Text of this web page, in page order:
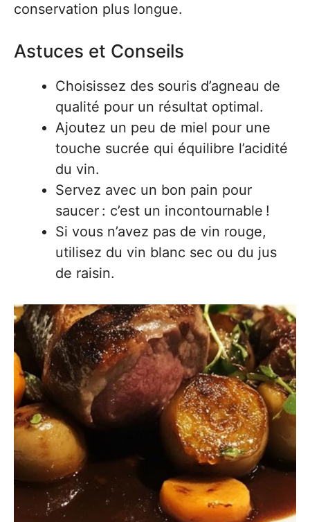
conservation plus longue.
Astuces et Conseils
Choisissez des souris d’agneau de
qualité pour un résultat optimal.
Ajoutez un peu de miel pour une
touche sucrée qui équilibre l’acidité
du vin.
Servez avec un bon pain pour
saucer : c’est un incontournable !
Si vous n’avez pas de vin rouge,
utilisez du vin blanc sec ou du jus
de raisin.